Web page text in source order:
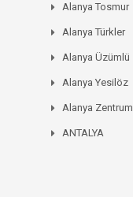
Alanya Tosmur
Alanya Türkler
Alanya Üzümlü
Alanya Yesilöz
Alanya Zentrum
ANTALYA